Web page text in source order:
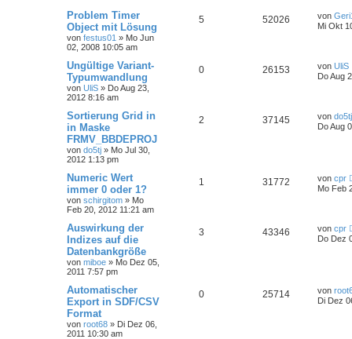
Problem Timer
Object mit Lösung
von festus01 » Mo Jun
02, 2008 10:05 am
5 52026 von
Mi Okt
Ungültige Variant-
Typumwandlung
von UliS » Do Aug 23,
2012 8:16 am
0 26153 von UliS
Do Aug
Sortierung Grid in
in Maske
FRMV_BBDEPROJ
von do5tj » Mo Jul 30,
2012 1:13 pm
2 37145 von do5tj
Do Aug
Numeric Wert
immer 0 oder 1?
von schirgitom » Mo
Feb 20, 2012 11:21 am
1 31772 von cpr
Mo Feb
Auswirkung der
Indizes auf die
Datenbankgröße
von miboe » Mo Dez 05,
2011 7:57 pm
3 43346 von cpr
Do Dez
Automatischer
Export in SDF/CSV
Format
von root68 » Di Dez 06,
2011 10:30 am
0 25714 von
Di Dez